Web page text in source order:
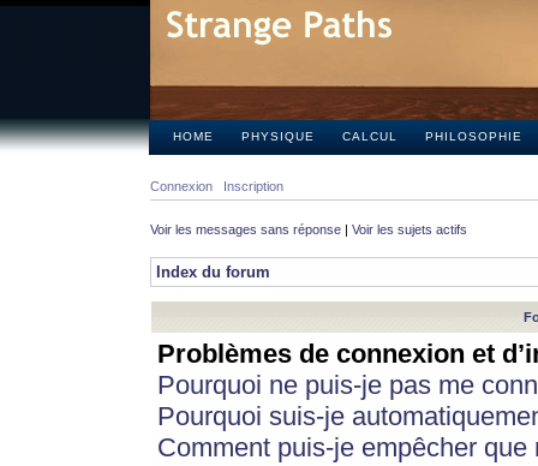
HOME PHYSIQUE CALCUL PHILOSOPHIE
Connexion Inscription
Voir les messages sans réponse | Voir les sujets actifs
Index du forum
Problèmes de connexion et
Pourquoi ne puis-je pas me
Pourquoi suis-je
Comment puis-je empêcher